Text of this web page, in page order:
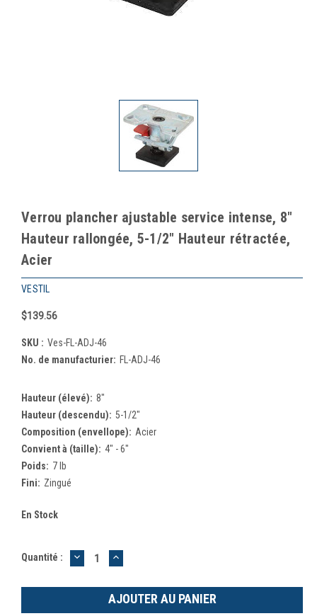
Verrou plancher ajustable service intense, 8"
Hauteur rallongée, 5-1/2" Hauteur rétractée,
Acier
VESTIL
$139.56
SKU : Ves-FL-ADJ-46
No. de manufacturier: FL-ADJ-46
Hauteur (élevé): 8"
Hauteur (descendu): 5-1/2"
Composition (envellope): Acier
Convient à (taille): 4" - 6"
Poids: 7 lb
Fini: Zingué
En Stock
Quantité : DIMINUER
LA
:
AUGMENTER
LA
: